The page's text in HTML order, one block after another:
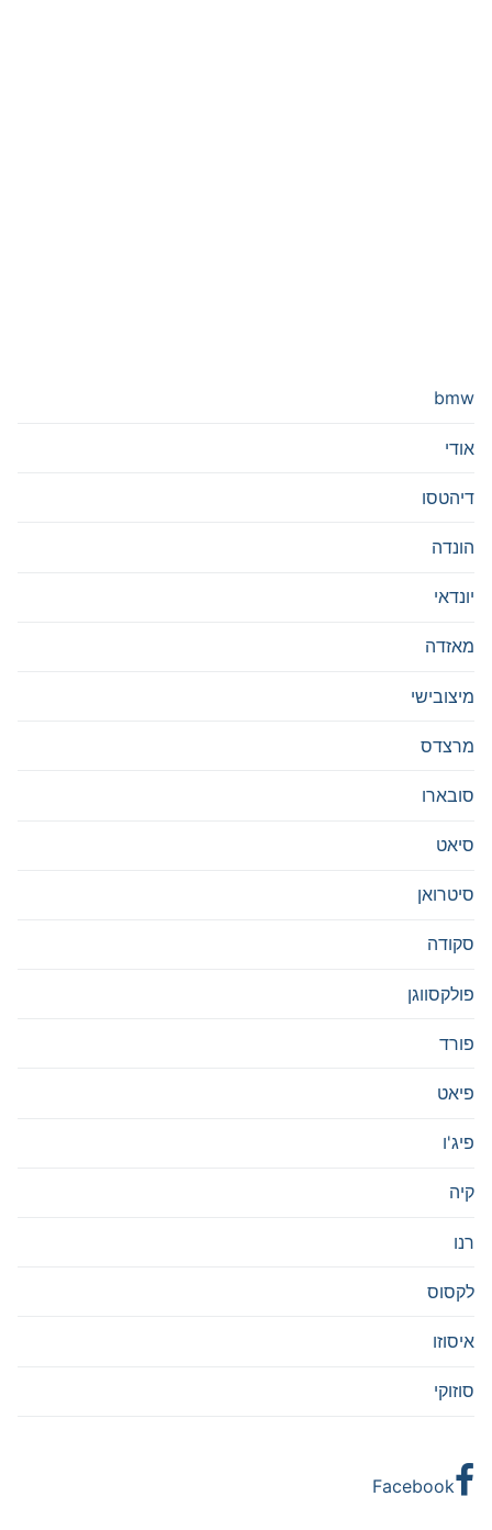
bmw
אודי
דיהטסו
הונדה
יונדאי
מאזדה
מיצובישי
מרצדס
סובארו
סיאט
סיטרואן
סקודה
פולקסווגן
פורד
פיאט
פיג'ו
קיה
רנו
לקסוס
איסוזו
סוזוקי
Facebook